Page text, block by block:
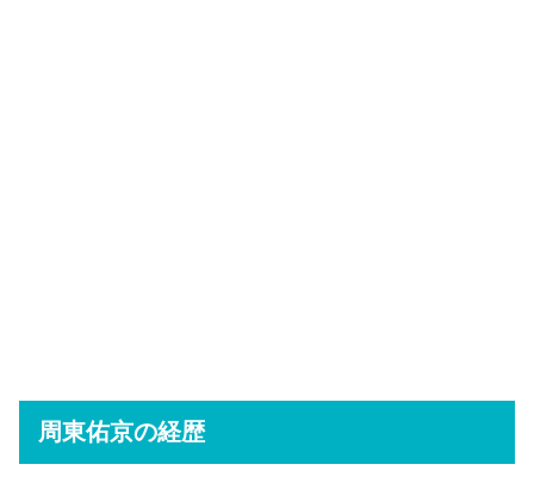
周東佑京の経歴